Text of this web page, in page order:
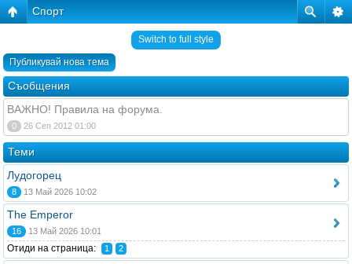
Спорт
Switch to full style
Публикувай нова тема
Съобщения
ВАЖНО! Правила на форума.
0 26 Сеп 2012 01:00
Теми
Лудогорец
8 13 Май 2026 10:02
The Emperor
16 13 Май 2026 10:01
Отиди на страница: 1 2